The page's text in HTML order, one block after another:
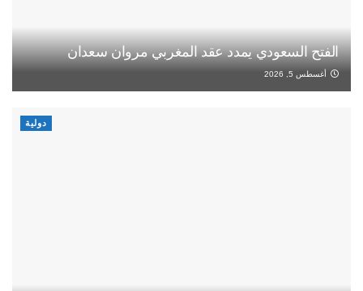
الفتح السعودي يمدد عقد المغربي مروان سعدان
أغسطس 5, 2026
دولية